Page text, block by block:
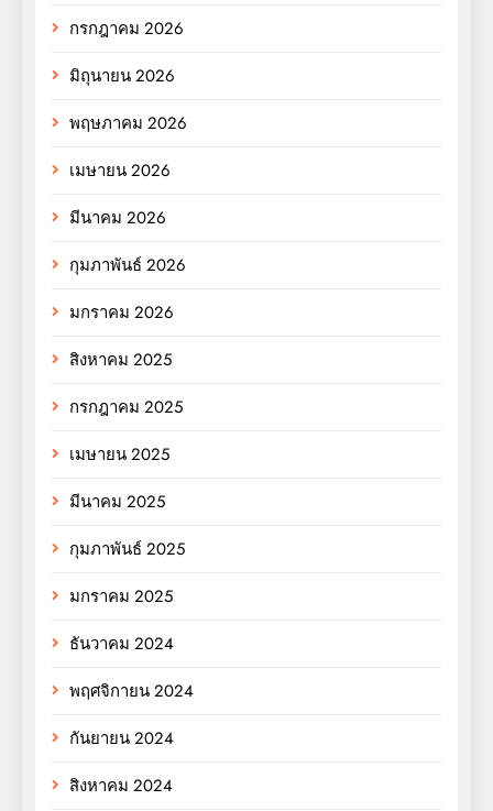
กรกฎาคม 2026
มิถุนายน 2026
พฤษภาคม 2026
เมษายน 2026
มีนาคม 2026
กุมภาพันธ์ 2026
มกราคม 2026
สิงหาคม 2025
กรกฎาคม 2025
เมษายน 2025
มีนาคม 2025
กุมภาพันธ์ 2025
มกราคม 2025
ธันวาคม 2024
พฤศจิกายน 2024
กันยายน 2024
สิงหาคม 2024